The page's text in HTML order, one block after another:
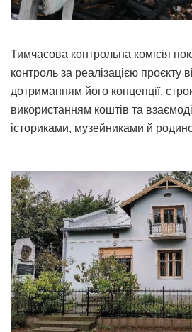
Тимчасова контрольна комісія
контроль за реалізацією проєкту
дотриманням його концепції,
використанням коштів та
істориками, музейниками й